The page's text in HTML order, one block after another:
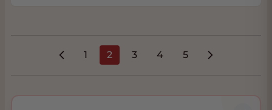
Pagina
1 U lees momenteel pagina
2 Pagina
3 Pagina
4 Pagina
5